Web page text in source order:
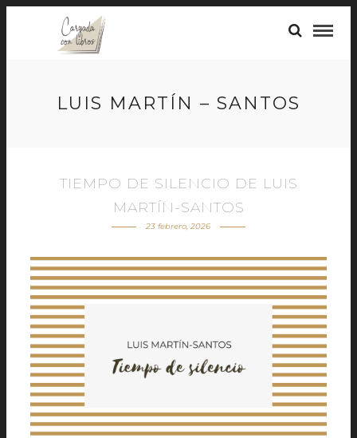
LUIS MARTÍN – SANTOS
TIEMPO DE SILENCIO DE LUIS
MARTÍN-SANTOS
23 febrero, 2026